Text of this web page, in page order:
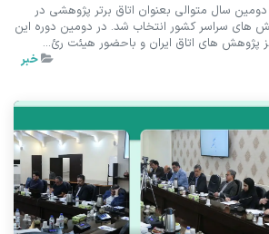
سال متوالی بعنوان اتاق برتر پژوهشی در
های سراسر کشور انتخاب شد. در دومین دوره این
پژوهش های اتاق ایران و باحضور هیئت رئ...
خبر